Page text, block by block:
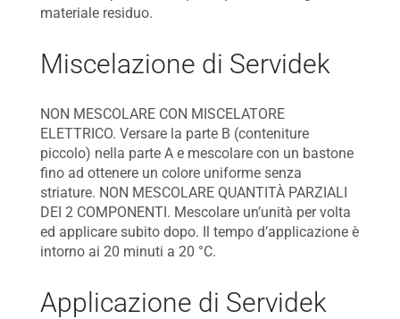
materiale residuo.
Miscelazione di Servidek
NON MESCOLARE CON MISCELATORE
ELETTRICO. Versare la parte B (conteniture
piccolo) nella parte A e mescolare con un bastone
fino ad ottenere un colore uniforme senza
striature. NON MESCOLARE QUANTITÀ PARZIALI
DEI 2 COMPONENTI. Mescolare un’unità per volta
ed applicare subito dopo. Il tempo d’applicazione è
intorno ai 20 minuti a 20 °C.
Applicazione di Servidek